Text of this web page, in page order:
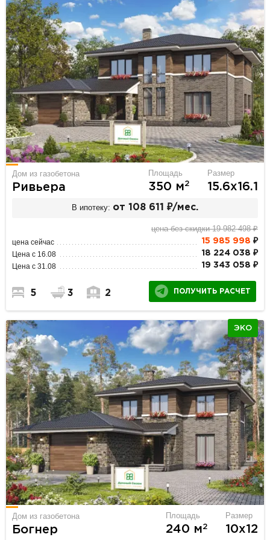
Дом из газобетона
Ривьера
Площадь
350 м2
Размер
15.6х16.1
В ипотеку: от 108 611 ₽/мес.
цена без скидки 19 982 498 ₽
цена сейчас 15 985 998 ₽
Цена с 16.08 18 224 038 ₽
Цена с 31.08 19 343 058 ₽
5 3 2 ПОЛУЧИТЬ РАСЧЕТ
ЭКО
Дом из газобетона
Богнер
Площадь
240 м2
Размер
10х12